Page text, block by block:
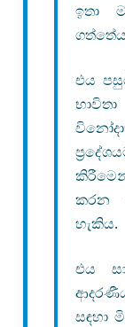
ඉතා
එය
කරන
හැකිය.
එය
සඳහා